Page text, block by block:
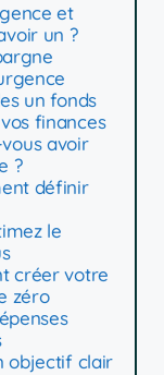
et
un ?
un fonds
finances
avoir
?
définir
le
créer votre
zéro
objectif clair